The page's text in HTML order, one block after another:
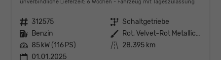
unverbindliche Lieferzeit: 6 Wochen Fahrzeug mit Tageszulassung
Fahrzeugnr. 312575 Getriebe Schaltgetriebe
Kraftstoff Benzin Außenfarbe
Rot, Velvet-Rot Metallic (K1)
Leistung 85 kW (116 PS) Kilometerstand 28.395 km
01.01.2025